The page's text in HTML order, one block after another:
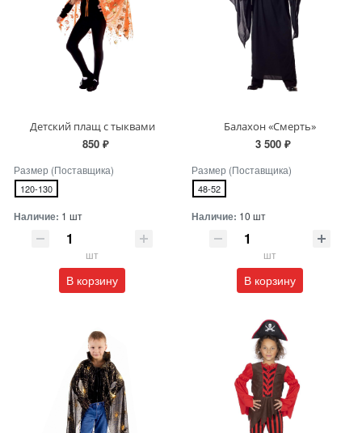
Детский плащ с тыквами
850 ₽
Размер (Поставщика)
120-130
Наличие: 1 шт
шт
В корзину
Балахон «Смерть»
3 500 ₽
Размер (Поставщика)
48-52
Наличие: 10 шт
шт
В корзину